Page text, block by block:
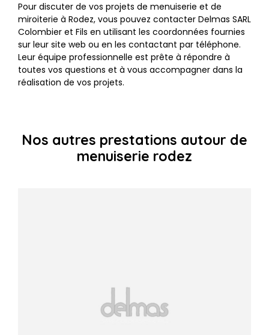
Pour discuter de vos projets de menuiserie et de
miroiterie à Rodez, vous pouvez contacter Delmas SARL
Colombier et Fils en utilisant les coordonnées fournies
sur leur site web ou en les contactant par téléphone.
Leur équipe professionnelle est prête à répondre à
toutes vos questions et à vous accompagner dans la
réalisation de vos projets.
Nos autres prestations autour de
menuiserie rodez